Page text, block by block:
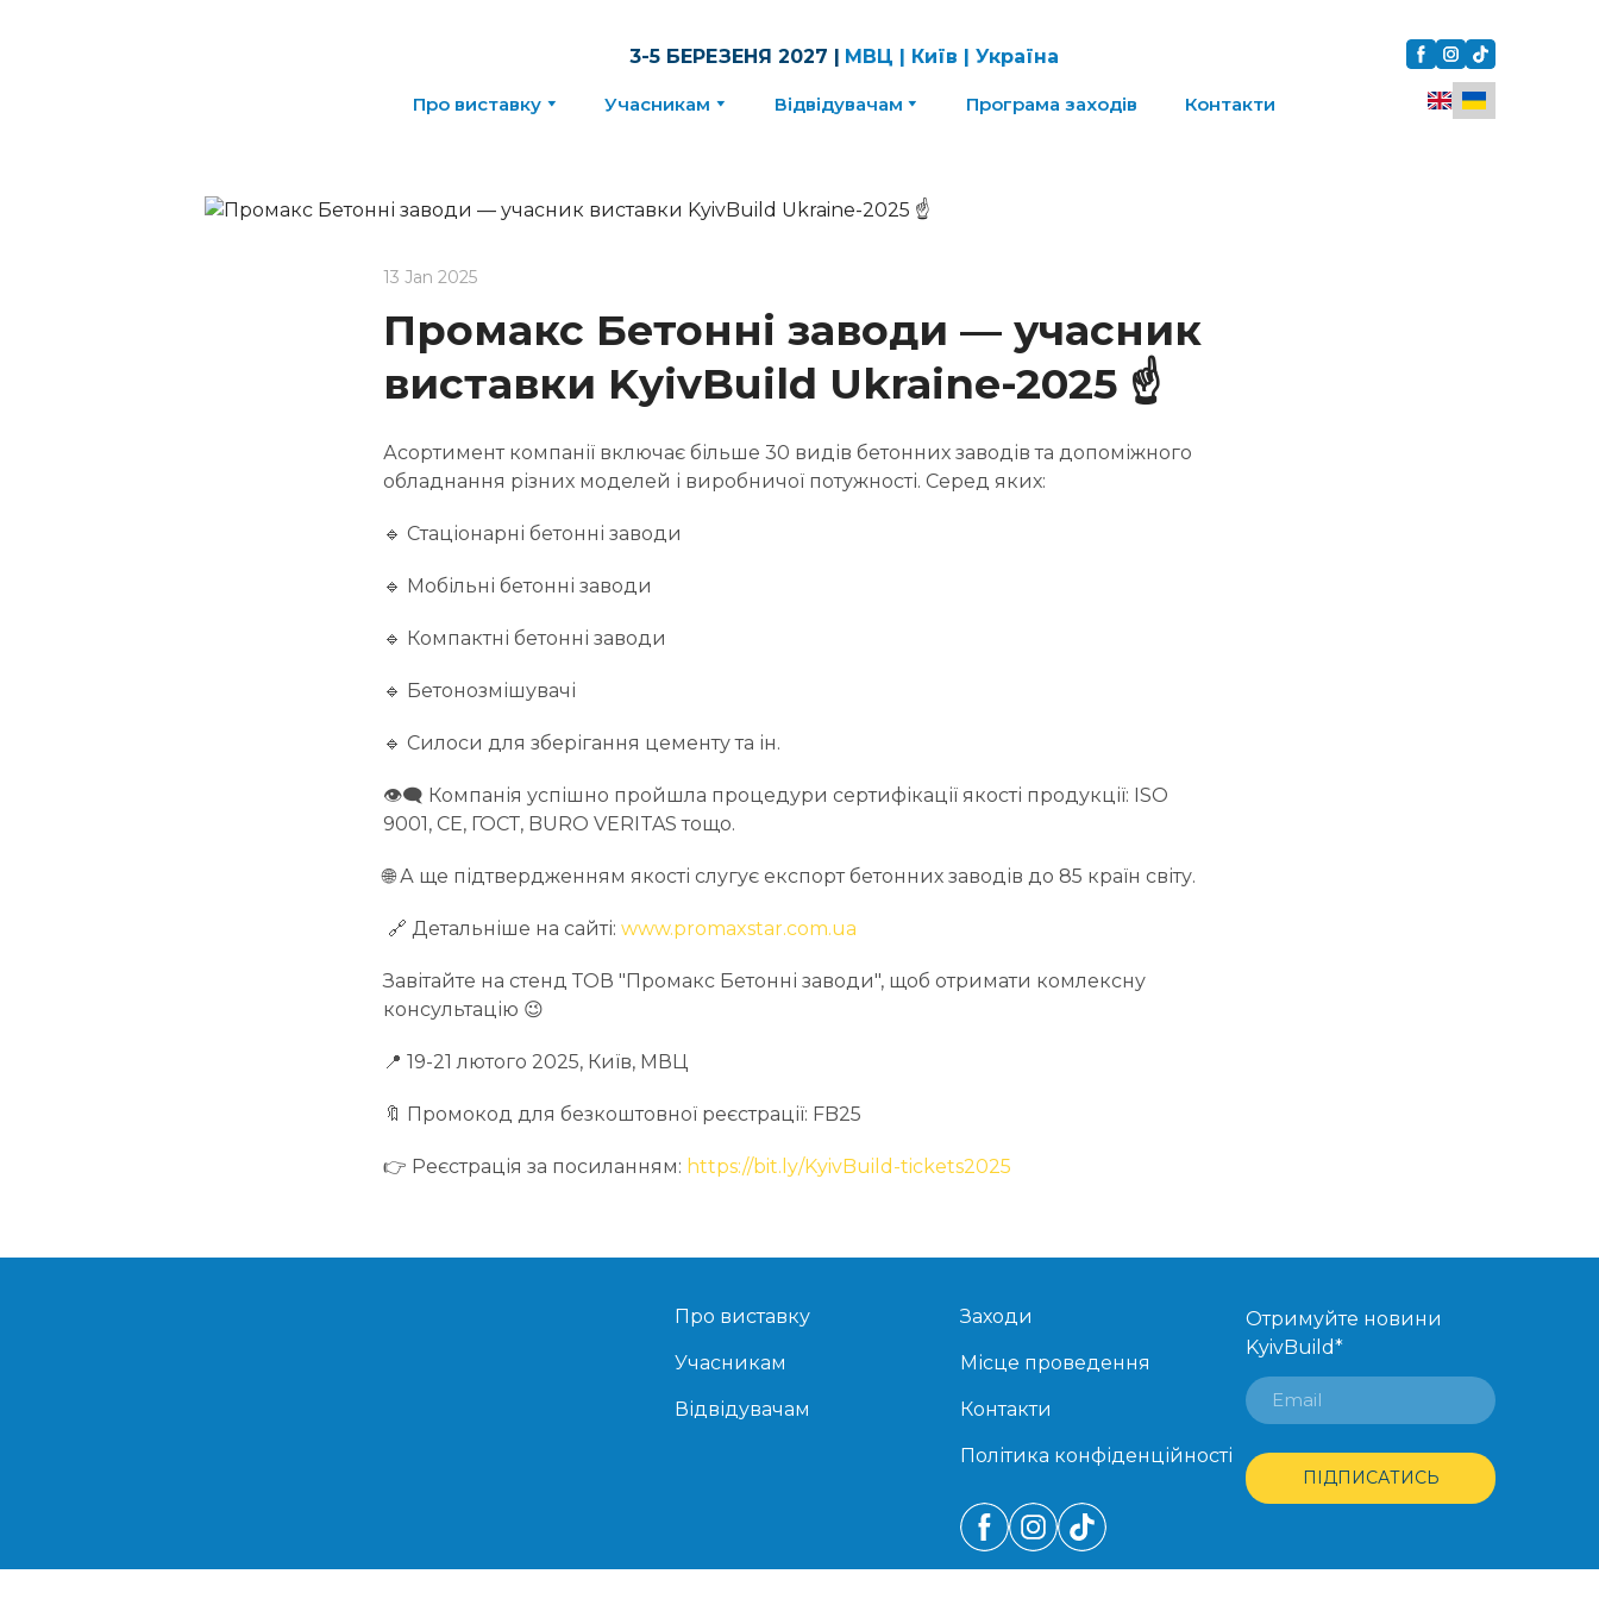
3-5 БЕРЕЗЕНЯ 2027 | МВЦ | Київ | Україна
Про виставку Учасникам Відвідувачам Програма заходів Контакти
13 Jan 2025
Промакс Бетонні заводи — учасник
виставки KyivBuild Ukraine-2025 ☝️
Асортимент компанії включає більше 30 видів бетонних заводів та допоміжного
обладнання різних моделей і виробничої потужності. Серед яких:
🔹 Стаціонарні бетонні заводи
🔹 Мобільні бетонні заводи
🔹 Компактні бетонні заводи
🔹 Бетонозмішувачі
🔹 Силоси для зберігання цементу та ін.
👁‍🗨 Компанія успішно пройшла процедури сертифікації якості продукції: ISO
9001, CE, ГОСТ, BURO VERITAS тощо.
🌐 А ще підтвердженням якості слугує експорт бетонних заводів до 85 країн світу.
🔗 Детальніше на сайті: www.promaxstar.com.ua
Завітайте на стенд ТОВ "Промакс Бетонні заводи", щоб отримати комлексну
консультацію 😉
📍 19-21 лютого 2025, Київ, МВЦ
🔖 Промокод для безкоштовної реєстрації: FB25
👉 Реєстрація за посиланням: https://bit.ly/KyivBuild-tickets2025
Про виставку
Учасникам
Відвідувачам
Заходи
Місце проведення
Контакти
Політика конфіденційності
Отримуйте новини
KyivBuild*
ПІДПИСАТИСЬ